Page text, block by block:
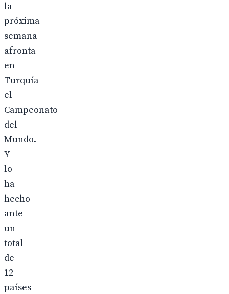
la
próxima
semana
afronta
en
Turquía
el
Campeonato
del
Mundo.
Y
lo
ha
hecho
ante
un
total
de
12
países